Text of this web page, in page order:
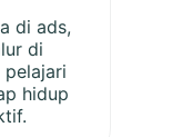
di ads,
di
pelajari
hidup